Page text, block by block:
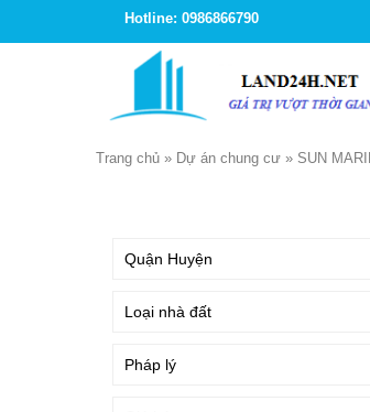
Hotline: 0986866790
Trang chủ » Dự án chung cư » SUN